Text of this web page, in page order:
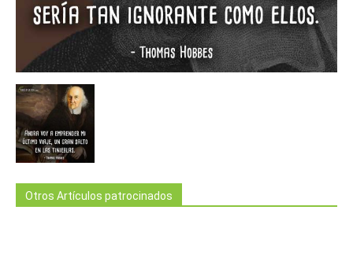
Otros Artículos patrocinados